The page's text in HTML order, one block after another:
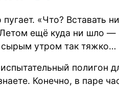
пугает. «Что? Вставать
ещё куда ни шло
утром так тяжко…
испытательный полигон
Конечно, в паре